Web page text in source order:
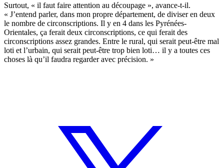
Surtout, « il faut faire attention au découpage », avance-t-il.
« J’entend parler, dans mon propre département, de diviser en deux
le nombre de circonscriptions. Il y en 4 dans les Pyrénées-
Orientales, ça ferait deux circonscriptions, ce qui ferait des
circonscriptions assez grandes. Entre le rural, qui serait peut-être mal
loti et l’urbain, qui serait peut-être trop bien loti… il y a toutes ces
choses là qu’il faudra regarder avec précision. »